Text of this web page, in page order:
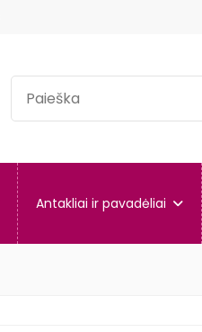
Antakliai ir pavadėliai